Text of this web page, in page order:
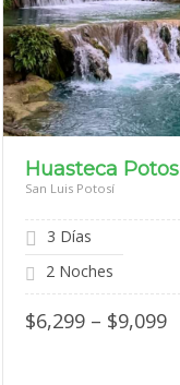
Huasteca
San Luis Potosí
3 Días
2 Noches
$6,299 – $9,099